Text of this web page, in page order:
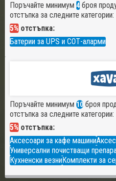
Поръчайте минимум 4 броя
отстъпка за следните категории:
5% отстъпка:
Батерии за UPS и СОТ-аларми
Поръчайте минимум 10 броя
отстъпка за следните категории:
5% отстъпка:
Аксесоари за кафе машини
Универсални почистващи
Кухненски везниКомплекти за